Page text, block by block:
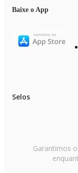
Baixe o App
Selos
Garantimos